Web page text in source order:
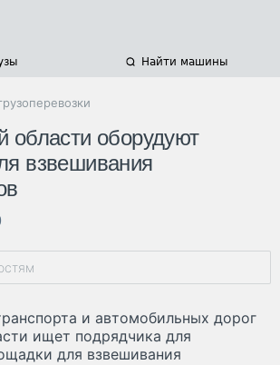
Найти машины
области оборудуют
взвешивания
и автомобильных дорог
ищет подрядчика для
для взвешивания